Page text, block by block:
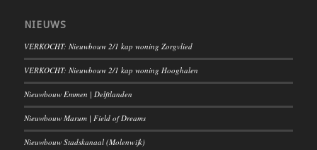
NIEUWS
VERKOCHT: Nieuwbouw 2/1 kap woning Zorgvlied
VERKOCHT: Nieuwbouw 2/1 kap woning Hooghalen
Nieuwbouw Emmen | Delftlanden
Nieuwbouw Marum | Field of Dreams
Nieuwbouw Stadskanaal (Molenwijk)